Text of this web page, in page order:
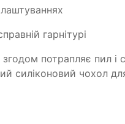
гарнітурі
потрапляє пил і
силіконовий чохол